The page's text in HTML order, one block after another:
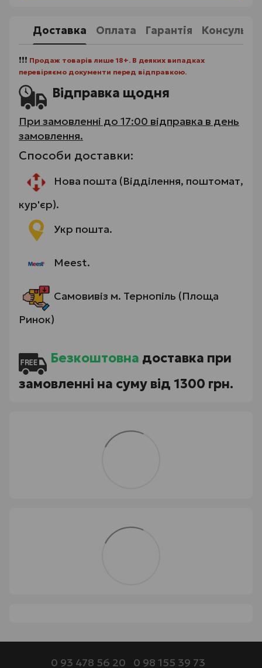
Доставка Оплата Гарантія
❗❗❗ Продаж товарів лише 18+. В деяких випадках
перевіряємо документи перед відправкою.
Відправка щодня
При замовленні до 17:00 відправка в день
замовлення.
Способи доставки:
Нова пошта (Відділення, поштомат,
кур'єр).
Укр пошта.
Meest.
Самовивіз м. Тернопіль (Площа
Ринок)
Безкоштовна доставка при
замовленні на суму від 1300 грн.
0 93 478 56 20 0 98 155 39 73